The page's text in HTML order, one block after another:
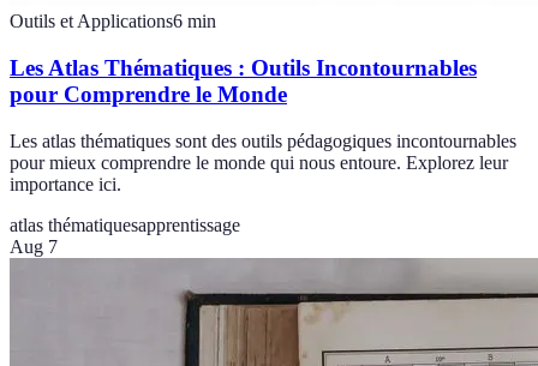
Outils et Applications6 min
Les Atlas Thématiques : Outils Incontournables
pour Comprendre le Monde
Les atlas thématiques sont des outils pédagogiques incontournables
pour mieux comprendre le monde qui nous entoure. Explorez leur
importance ici.
atlas thématiquesapprentissage
Aug 7